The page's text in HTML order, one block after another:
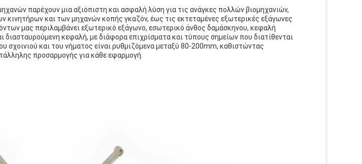
παρέχουν μια αξιόπιστη και ασφαλή λύση για τις ανάγκες πολλών βιομηχανιών,
κινητήρων και των μηχανών κοπής γκαζόν, έως τις εκτεταμένες εξωτερικές εξάγωνες
μας περιλαμβάνει εξωτερικό εξάγωνο, εσωτερικό άνθος δαμάσκηνου, κεφαλή
διασταυρούμενη κεφαλή, με διάφορα επιχρίσματα και τύπους σημείων που διατίθενται
σχοινιού και του νήματος είναι ρυθμιζόμενα μεταξύ 80-200mm, καθιστώντας
προσαρμογής για κάθε εφαρμογή.